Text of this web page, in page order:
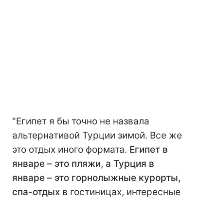
"Египет я бы точно не назвала
альтернативой Турции зимой. Все же
это отдых иного формата. Египет в
январе – это пляжи, а Турция в
январе – это горнолыжные курорты,
спа-отдых в гостиницах, интересные